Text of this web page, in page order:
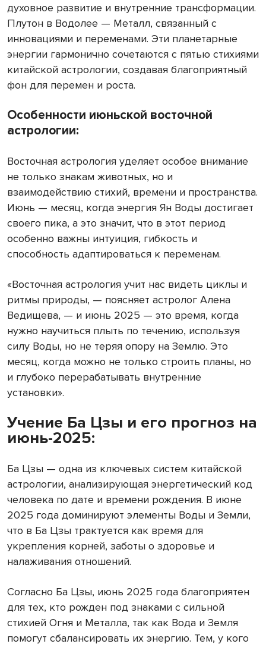
духовное развитие и внутренние трансформации.
Плутон в Водолее — Металл, связанный с
инновациями и переменами. Эти планетарные
энергии гармонично сочетаются с пятью стихиями
китайской астрологии, создавая благоприятный
фон для перемен и роста.
Особенности июньской восточной
астрологии:
Восточная астрология уделяет особое внимание
не только знакам животных, но и
взаимодействию стихий, времени и пространства.
Июнь — месяц, когда энергия Ян Воды достигает
своего пика, а это значит, что в этот период
особенно важны интуиция, гибкость и
способность адаптироваться к переменам.
«Восточная астрология учит нас видеть циклы и
ритмы природы, — поясняет астролог Алена
Ведищева, — и июнь 2025 — это время, когда
нужно научиться плыть по течению, используя
силу Воды, но не теряя опору на Землю. Это
месяц, когда можно не только строить планы, но
и глубоко перерабатывать внутренние
установки».
Учение Ба Цзы и его прогноз на
июнь-2025:
Ба Цзы — одна из ключевых систем китайской
астрологии, анализирующая энергетический код
человека по дате и времени рождения. В июне
2025 года доминируют элементы Воды и Земли,
что в Ба Цзы трактуется как время для
укрепления корней, заботы о здоровье и
налаживания отношений.
Согласно Ба Цзы, июнь 2025 года благоприятен
для тех, кто рожден под знаками с сильной
стихией Огня и Металла, так как Вода и Земля
помогут сбалансировать их энергию. Тем, у кого